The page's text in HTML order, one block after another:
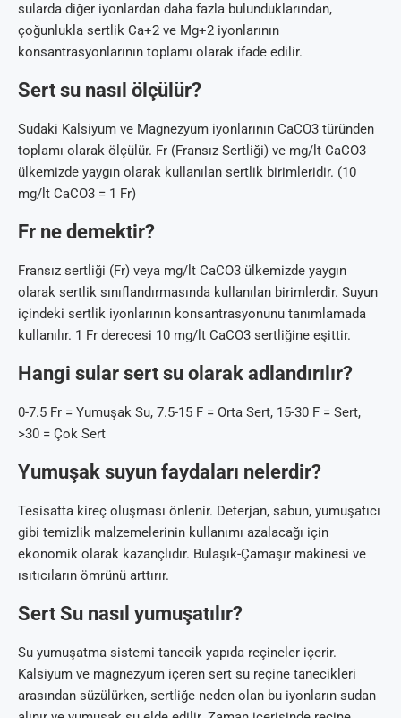
sularda diğer iyonlardan daha fazla bulunduklarından,
çoğunlukla sertlik Ca+2 ve Mg+2 iyonlarının
konsantrasyonlarının toplamı olarak ifade edilir.
Sert su nasıl ölçülür?
Sudaki Kalsiyum ve Magnezyum iyonlarının CaCO3 türünden
toplamı olarak ölçülür. Fr (Fransız Sertliği) ve mg/lt CaCO3
ülkemizde yaygın olarak kullanılan sertlik birimleridir. (10
mg/lt CaCO3 = 1 Fr)
Fr ne demektir?
Fransız sertliği (Fr) veya mg/lt CaCO3 ülkemizde yaygın
olarak sertlik sınıflandırmasında kullanılan birimlerdir. Suyun
içindeki sertlik iyonlarının konsantrasyonunu tanımlamada
kullanılır. 1 Fr derecesi 10 mg/lt CaCO3 sertliğine eşittir.
Hangi sular sert su olarak adlandırılır?
0-7.5 Fr = Yumuşak Su, 7.5-15 F = Orta Sert, 15-30 F = Sert,
>30 = Çok Sert
Yumuşak suyun faydaları nelerdir?
Tesisatta kireç oluşması önlenir. Deterjan, sabun, yumuşatıcı
gibi temizlik malzemelerinin kullanımı azalacağı için
ekonomik olarak kazançlıdır. Bulaşık-Çamaşır makinesi ve
ısıtıcıların ömrünü arttırır.
Sert Su nasıl yumuşatılır?
Su yumuşatma sistemi tanecik yapıda reçineler içerir.
Kalsiyum ve magnezyum içeren sert su reçine tanecikleri
arasından süzülürken, sertliğe neden olan bu iyonların sudan